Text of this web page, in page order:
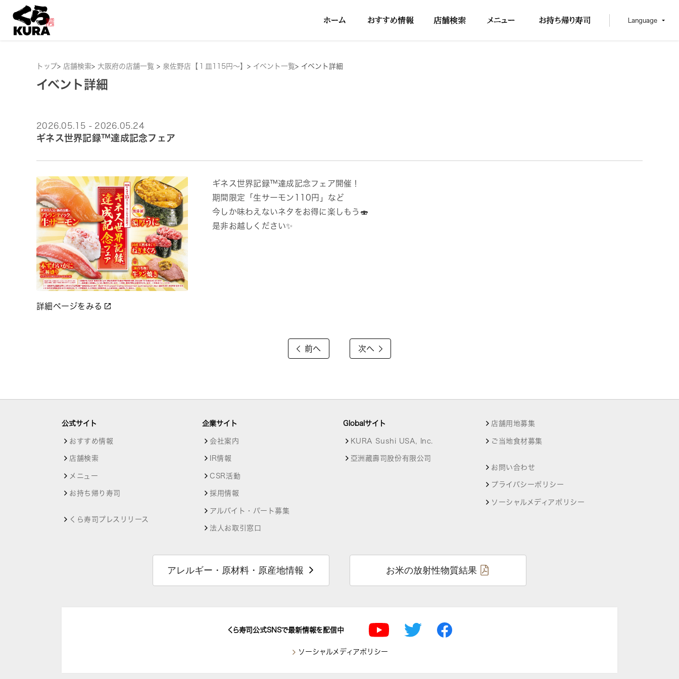
Language
トップ> 店舗検索> 大阪府の店舗一覧 > 泉佐野店【１皿115円～】 > イベント一覧> イベント詳細
イベント詳細
2026.05.15 - 2026.05.24
ギネス世界記録™達成記念フェア
詳細ページをみる
ギネス世界記録™達成記念フェア開催！
期間限定「生サーモン110円」など
今しか味わえないネタをお得に楽しもう🍣
是非お越しください✨
前へ 次へ
公式サイト
おすすめ情報
店舗検索
メニュー
お持ち帰り寿司
くら寿司プレスリリース
企業サイト
会社案内
IR情報
CSR活動
採用情報
アルバイト・パート募集
法人お取引窓口
Globalサイト
KURA Sushi USA, Inc.
亞洲藏壽司股份有限公司
店舗用地募集
ご当地食材募集
お問い合わせ
プライバシーポリシー
ソーシャルメディアポリシー
アレルギー・原材料・原産地情報 お米の放射性物質結果
くら寿司公式SNSで最新情報を配信中
ソーシャルメディアポリシー